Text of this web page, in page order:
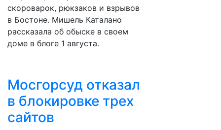
скороварок, рюкзаков и взрывов
в Бостоне. Мишель Каталано
рассказала об обыске в своем
доме в блоге 1 августа.
Мосгорсуд отказал
в блокировке трех
сайтов